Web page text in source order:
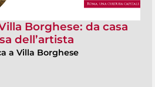
Borghese: da casa
dell’artista
a Villa Borghese